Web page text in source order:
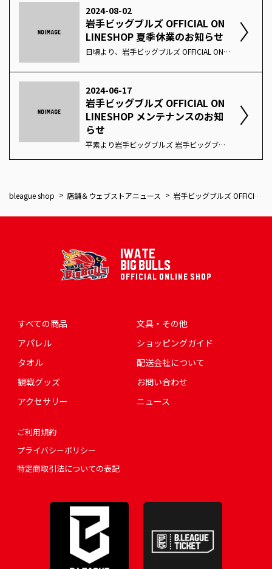
2024-08-02
岩手ビッグブルズ OFFICIAL ON
LINESHOP 夏季休業のお知らせ
日頃より、岩手ビッグブルズ OFFICIAL ONLINESHOPをご利用いただき、 誠にありがとうございます。 誠に勝手ながら、下記期間を夏季休業とさせていただきます。 期間中のご注文・お問い合わせにつきましては、 以下のご案内をご確認いただきますようお願いいたします。 お客様にはご不便をおかけいたしますが、何卒ご了承くださいますよう お願い申し上げます。 ＜休業期間＞ 2024年8月10日(土) ～ 2024年8月18日(日) ＜ご注文＞ 休業期間中も通常通り、オンラインショップからのご注文は承っております。 ＜発送＞休業期間中の注文は8月19日(月)以降に順次対応をさせていただきます。 ＜お問い合わせ＞ 休業期間中のお問い合わせについては、 8月19日(月)以降に順次対応させていただきます。 通常より回答までお時間をいただく場合がございますので予めご了承ください。 今後とも岩手ビッグブルズ OFFICIAL ONLINESHOPのご利用何卒よろしくお願いいたします。
2024-06-17
岩手ビッグブルズ OFFICIAL ON
LINESHOP メンテナンスのお知
らせ
平素より岩手ビッグブルズ 岩手ビッグブルズ公式オンラインショップをご利用頂きましてありがとうございます。下記時間帯にて岩手ビッグブルズ公式オンラインショップのサイトリニューアルに伴い下記期間についてサイトメンテナンスを実施します。日時2024年6月27日 (木) 0：00 ～7月1日 (月) 9：00（※24時間表記）メンテナンス時間帯は岩手ビッグブルズをはじめ、各クラブのオンラインショップはご利用いただけません。また、メンテナンス終了時間は前後する場合があります。メンテナンス終了後に再度アクセスをお願いいたします。メンテナンス期間中は発送についても休止させていただきます。2023-24シーズンの選手グッズはメンテナンス前までの注文で受付終了させて頂きます。注意事項・メンテナンス期間はサイトへのアクセスが出来なくなりますので、 ご購入予定の商品がある場合はお早めにお買い求めください。・メンテナンス開始前にカートへ入れていた商品は、 メンテナンス終了後へ引き継ぎが出来ませんのでご注意ください。・BLG会員のお客様はメンテナンス終了後の初回お買い物時に再ログインが必要となります。・再ログイン後は、2024-25シーズンの加入ファンクラブが表示されます。お客様には大変ご不便、ご迷惑お掛けいたしますが何卒宜しくお願い申し上げます。
bleague shop 店舗＆ウェブストアニュース 岩手ビッグブルズ OFFICIAL ONLINESHOP 年末年始発送休止のお知らせ
IWATE
BIG BULLS
OFFICIAL ONLINE SHOP
すべての商品
アパレル
タオル
観戦グッズ
アクセサリー
文具・その他
ショッピングガイド
配送会社について
お問い合わせ
ニュース
ご利用規約
プライバシーポリシー
特定商取引法についての表記